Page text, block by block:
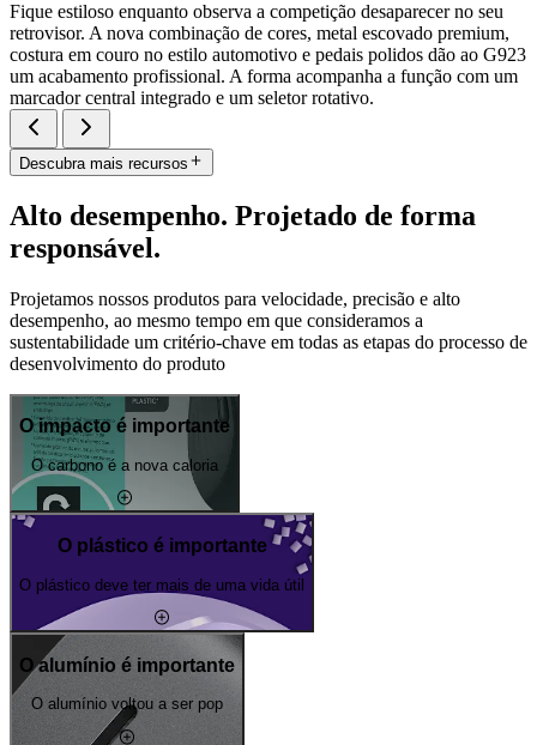
Fique estiloso enquanto observa a competição desaparecer no seu
retrovisor. A nova combinação de cores, metal escovado premium,
costura em couro no estilo automotivo e pedais polidos dão ao G923
um acabamento profissional. A forma acompanha a função com um
marcador central integrado e um seletor rotativo.
Descubra mais recursos
Alto desempenho. Projetado de forma
responsável.
Projetamos nossos produtos para velocidade, precisão e alto
desempenho, ao mesmo tempo em que consideramos a
sustentabilidade um critério-chave em todas as etapas do processo de
desenvolvimento do produto
O impacto é importante
O carbono é a nova caloria
O plástico é importante
O plástico deve ter mais de uma vida útil
O alumínio é importante
O alumínio voltou a ser pop